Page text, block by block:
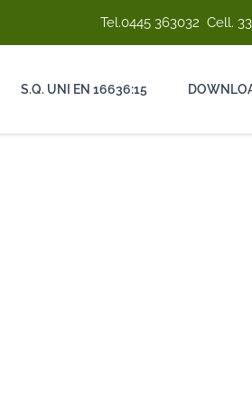
Tel.0445 363032 Cell.
S.Q. UNI EN 16636:15